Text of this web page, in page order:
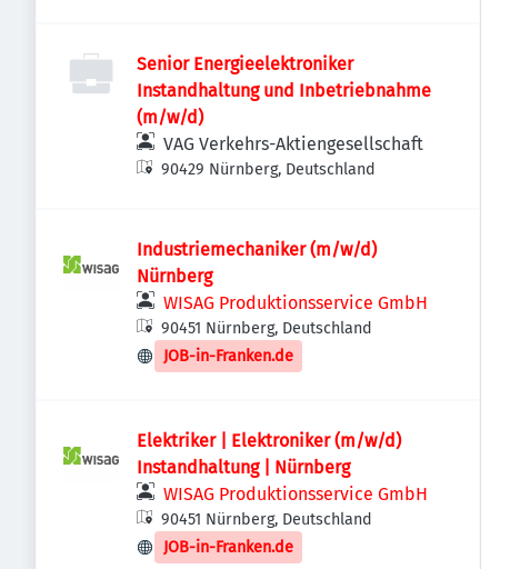
Senior Energieelektroniker
Instandhaltung und Inbetriebnahme
(m/w/d)
VAG Verkehrs-Aktiengesellschaft
90429 Nürnberg, Deutschland
Industriemechaniker (m/w/d)
Nürnberg
WISAG Produktionsservice GmbH
90451 Nürnberg, Deutschland
JOB-in-Franken.de
Elektriker | Elektroniker (m/w/d)
Instandhaltung | Nürnberg
WISAG Produktionsservice GmbH
90451 Nürnberg, Deutschland
JOB-in-Franken.de